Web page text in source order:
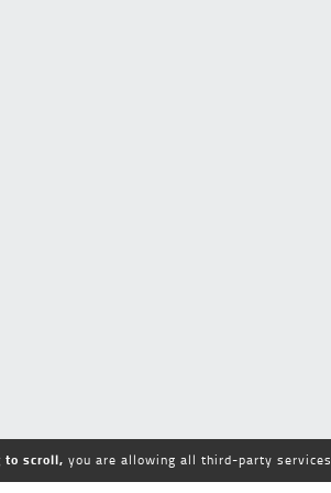
to scroll, you are allowing all third-party services